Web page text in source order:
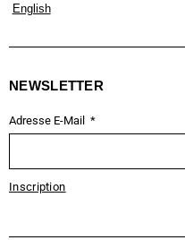
English
NEWSLETTER
Adresse E-Mail
Inscription